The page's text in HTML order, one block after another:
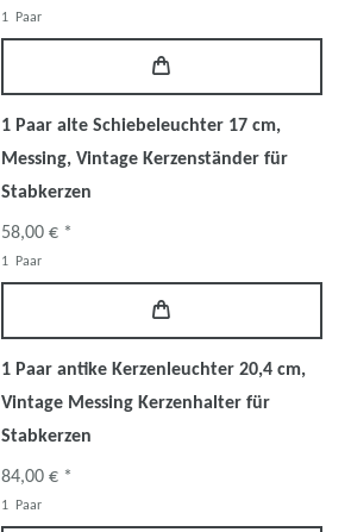
1 Paar
1 Paar alte Schiebeleuchter 17 cm,
Messing, Vintage Kerzenständer für
Stabkerzen
58,00 € *
1 Paar
1 Paar antike Kerzenleuchter 20,4 cm,
Vintage Messing Kerzenhalter für
Stabkerzen
84,00 € *
1 Paar